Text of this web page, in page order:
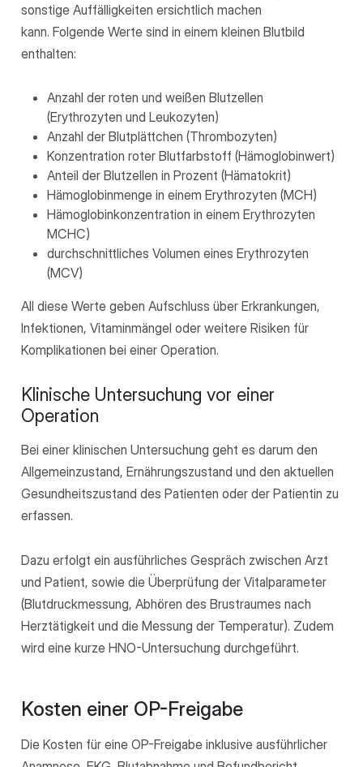
sonstige Auffälligkeiten ersichtlich machen
kann. Folgende Werte sind in einem kleinen Blutbild
enthalten:
Anzahl der roten und weißen Blutzellen
(Erythrozyten und Leukozyten)
Anzahl der Blutplättchen (Thrombozyten)
Konzentration roter Blutfarbstoff (Hämoglobinwert)
Anteil der Blutzellen in Prozent (Hämatokrit)
Hämoglobinmenge in einem Erythrozyten (MCH)
Hämoglobinkonzentration in einem Erythrozyten
MCHC)
durchschnittliches Volumen eines Erythrozyten
(MCV)
All diese Werte geben Aufschluss über Erkrankungen,
Infektionen, Vitaminmängel oder weitere Risiken für
Komplikationen bei einer Operation.
Klinische Untersuchung vor einer
Operation
Bei einer klinischen Untersuchung geht es darum den
Allgemeinzustand, Ernährungszustand und den aktuellen
Gesundheitszustand des Patienten oder der Patientin zu
erfassen.
Dazu erfolgt ein ausführliches Gespräch zwischen Arzt
und Patient, sowie die Überprüfung der Vitalparameter
(Blutdruckmessung, Abhören des Brustraumes nach
Herztätigkeit und die Messung der Temperatur). Zudem
wird eine kurze HNO-Untersuchung durchgeführt.
Kosten einer OP-Freigabe
Die Kosten für eine OP-Freigabe inklusive ausführlicher